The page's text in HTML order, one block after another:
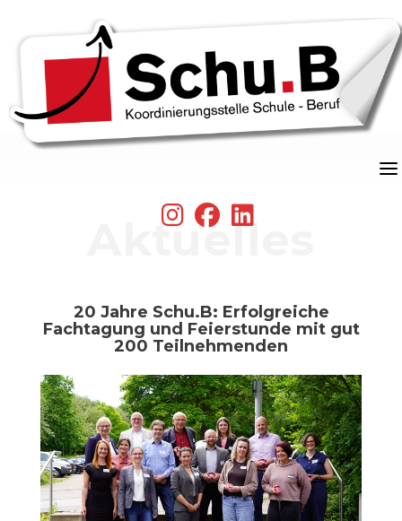
Skip
fab
fa-
fab
fa-
Aktuelles
20 Jahre Schu.B: Erfolgreiche
Fachtagung und Feierstunde mit gut
200 Teilnehmenden